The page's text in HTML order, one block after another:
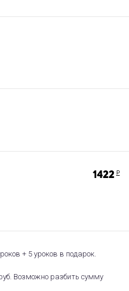
1422 Р
+ 5 уроков в подарок.
Возможно разбить сумму